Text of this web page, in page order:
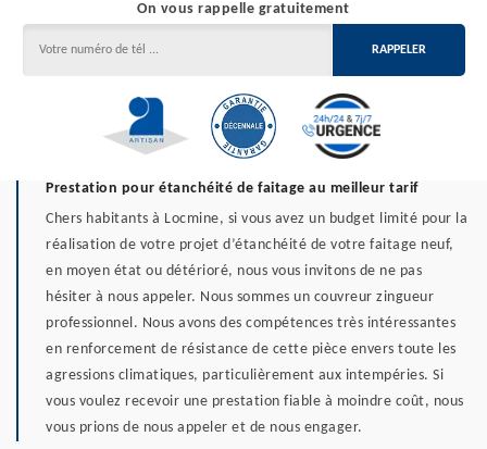
On vous rappelle gratuitement
Prestation pour étanchéité de faitage au meilleur tarif
Chers habitants à Locmine, si vous avez un budget limité pour la
réalisation de votre projet d’étanchéité de votre faitage neuf,
en moyen état ou détérioré, nous vous invitons de ne pas
hésiter à nous appeler. Nous sommes un couvreur zingueur
professionnel. Nous avons des compétences très intéressantes
en renforcement de résistance de cette pièce envers toute les
agressions climatiques, particulièrement aux intempéries. Si
vous voulez recevoir une prestation fiable à moindre coût, nous
vous prions de nous appeler et de nous engager.